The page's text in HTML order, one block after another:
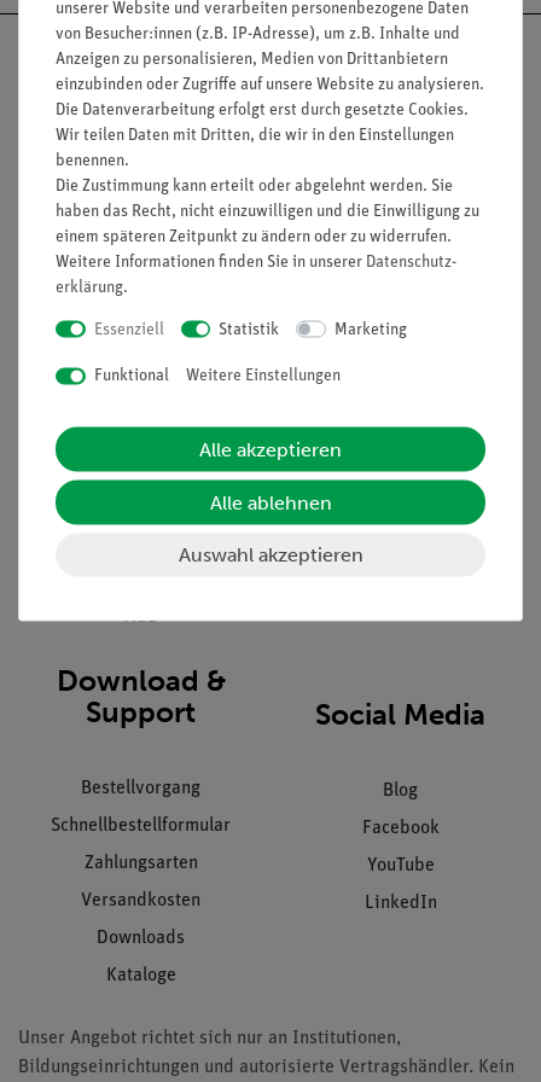
Nach oben
Informationen
Unternehmen
Stellenangebote
Kontakt
Hinweisgeberschutz
AGB
Service
Übersicht Service
Inbetriebnahme & Schulungen
Download &
Support
Bestellvorgang
Schnellbestellformular
Zahlungsarten
Versandkosten
Downloads
Kataloge
Social Media
Blog
Facebook
YouTube
LinkedIn
Unser Angebot richtet sich nur an Institutionen,
Bildungseinrichtungen und autorisierte Vertragshändler. Kein
unserer Website und verarbeiten personenbezogene Daten
von Besucher:innen (z.B. IP-Adresse), um z.B. Inhalte und
Anzeigen zu personalisieren, Medien von Drittanbietern
einzubinden oder Zugriffe auf unsere Website zu analysieren.
Die Datenverarbeitung erfolgt erst durch gesetzte Cookies.
Wir teilen Daten mit Dritten, die wir in den Einstellungen
benennen.
Die Zustimmung kann erteilt oder abgelehnt werden. Sie
haben das Recht, nicht einzuwilligen und die Einwilligung zu
einem späteren Zeitpunkt zu ändern oder zu widerrufen.
Weitere Informationen finden Sie in unserer Daten­schutz­
erklärung.
Essenziell Statistik Marketing
Funktional Weitere Einstellungen
Alle akzeptieren
Alle ablehnen
Auswahl akzeptieren